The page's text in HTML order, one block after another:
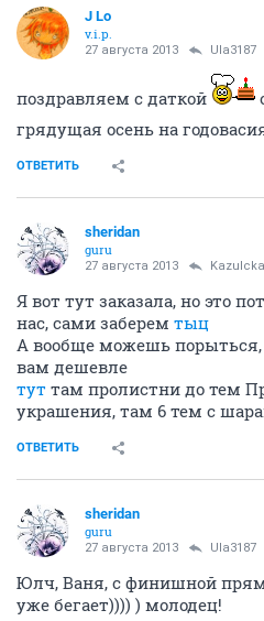
J Lo
v.i.p.
27 августа 2013 Ula3187
поздравляем с даткой
грядущая осень на
ОТВЕТИТЬ
sheridan
guru
27 августа 2013 Kazulcka
Я вот тут заказала, но это
нас, сами заберем тыц
А вообще можешь порыться,
вам дешевле
тут там пролистни до тем
украшения, там 6 тем с
ОТВЕТИТЬ
sheridan
guru
27 августа 2013 Ula3187
Юлч, Ваня, с финишной
уже бегает)))) ) молодец!